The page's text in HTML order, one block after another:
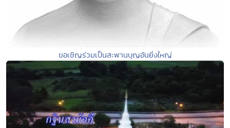
ขอเชิญร่วมเป็นสะพานบุญอันยิ่งใหญ่